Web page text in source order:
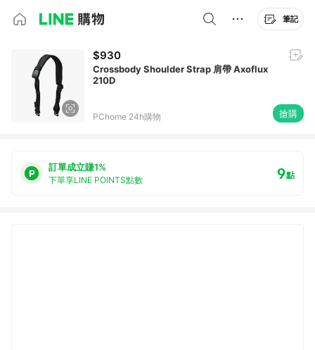
筆記
$930
Crossbody Shoulder Strap 肩帶 Axoflux
210D
PChome 24h購物 搶購
訂單成立賺1%
下單享LINE POINTS點數 9點